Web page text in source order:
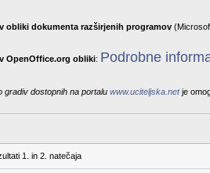
obliki dokumenta razširjenih programov
OpenOffice.org obliki: Podrobne
gradiv dostopnih na portalu www.uciteljska.netje
1. in 2. natečaja